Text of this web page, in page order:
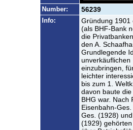
Number: 56239
Info:
Gründung 1901
(als BHF-Bank
die
den A.
Grundlegende
unverkäuflichen
einzubringen,
leichter
bis zum 1.
davon baute
BHG war. Nach
Eisenbahn-
Ges. (1928)
(1929)